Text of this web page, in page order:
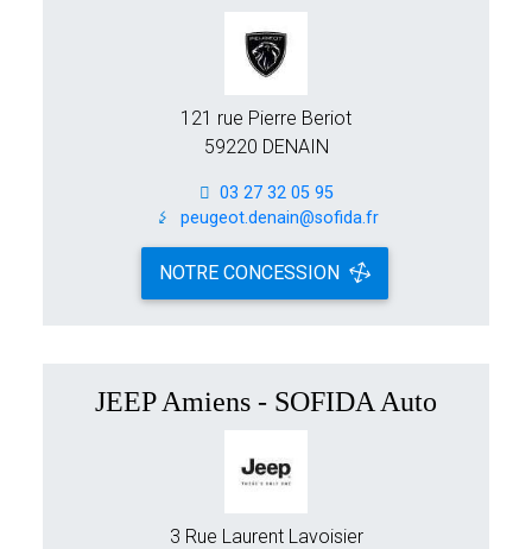
121 rue Pierre Beriot
59220 DENAIN
03 27 32 05 95
peugeot.denain@sofida.fr
NOTRE CONCESSION
JEEP Amiens - SOFIDA Auto
3 Rue Laurent Lavoisier